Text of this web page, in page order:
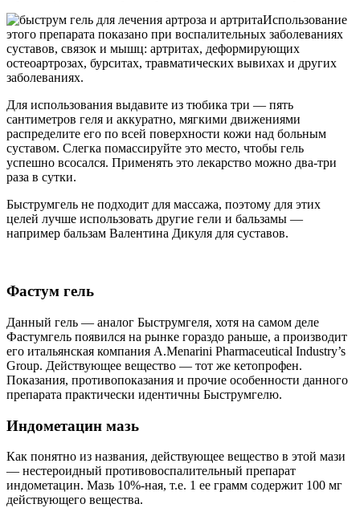
Использование
этого препарата показано при воспалительных заболеваниях
суставов, связок и мышц: артритах, деформирующих
остеоартрозах, бурситах, травматических вывихах и других
заболеваниях.
Для использования выдавите из тюбика три — пять
сантиметров геля и аккуратно, мягкими движениями
распределите его по всей поверхности кожи над больным
суставом. Слегка помассируйте это место, чтобы гель
успешно всосался. Применять это лекарство можно два-три
раза в сутки.
Быструмгель не подходит для массажа, поэтому для этих
целей лучше использовать другие гели и бальзамы —
например бальзам Валентина Дикуля для суставов.
Фастум гель
Данный гель — аналог Быструмгеля, хотя на самом деле
Фастумгель появился на рынке гораздо раньше, а производит
его итальянская компания A.Menarini Pharmaceutical Industry’s
Group. Действующее вещество — тот же кетопрофен.
Показания, противопоказания и прочие особенности данного
препарата практически идентичны Быструмгелю.
Индометацин мазь
Как понятно из названия, действующее вещество в этой мази
— нестероидный противовоспалительный препарат
индометацин. Мазь 10%-ная, т.е. 1 ее грамм содержит 100 мг
действующего вещества.